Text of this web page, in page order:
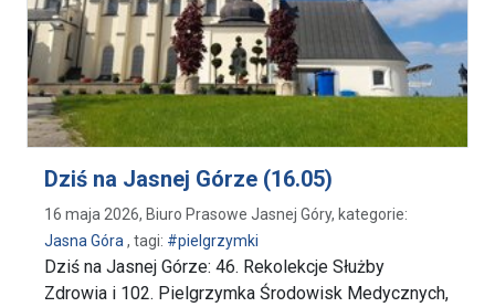
Dziś na Jasnej Górze (16.05)
16 maja 2026, Biuro Prasowe Jasnej Góry, kategorie:
Jasna Góra , tagi: #pielgrzymki
Dziś na Jasnej Górze: 46. Rekolekcje Służby
Zdrowia i 102. Pielgrzymka Środowisk Medycznych,